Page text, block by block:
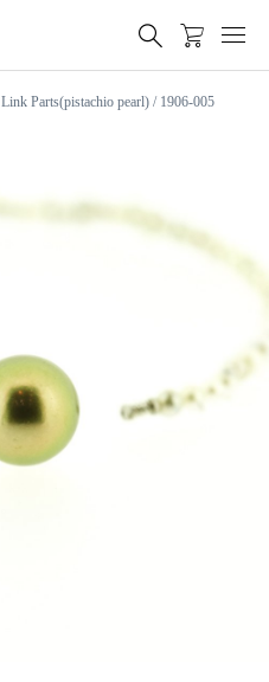
Link Parts(pistachio pearl) / 1906-005